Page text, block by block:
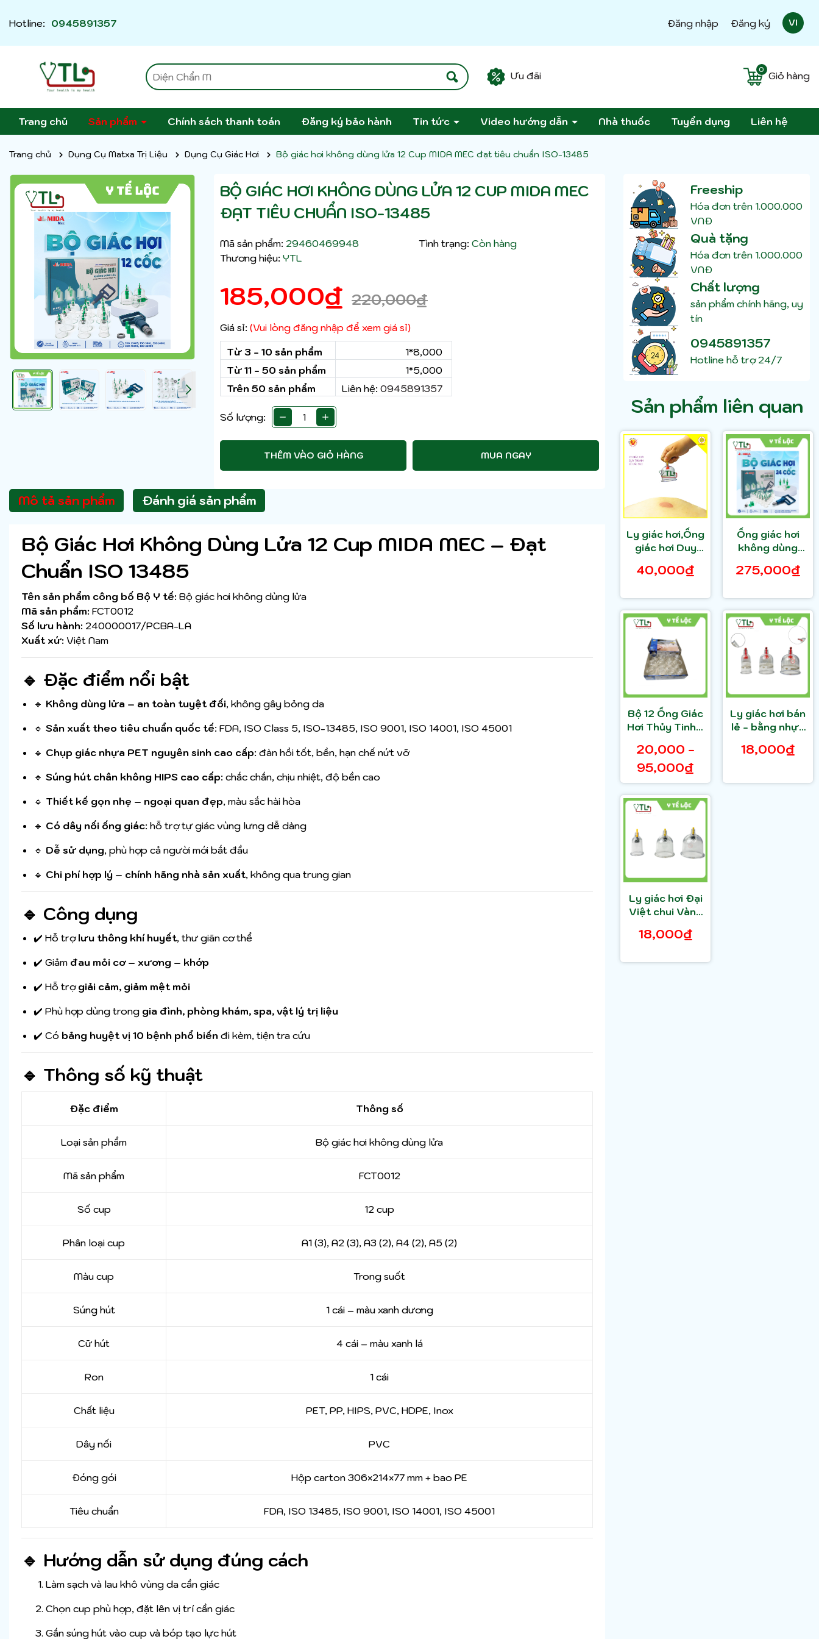
Hotline: 0945891357 Đăng nhập Đăng ký VI
Ưu đãi Giỏ hàng
0
Trang chủ Sản phẩm Chính sách thanh toán Đăng ký bảo hành Tin tức Video hướng dẫn Nhà thuốc Tuyển dụng Liên hệ
Trang chủ Dụng Cụ Matxa Trị Liệu Dụng Cụ Giác Hơi Bộ giác hơi không dùng lửa 12 Cup MIDA MEC đạt tiêu chuẩn ISO-13485
BỘ GIÁC HƠI KHÔNG DÙNG LỬA 12 CUP MIDA MEC
ĐẠT TIÊU CHUẨN ISO-13485
Mã sản phẩm: 29460469948 Tình trạng: Còn hàng
Thương hiệu: YTL
185,000₫ 220,000₫
Giá sỉ: (Vui lòng đăng nhập để xem giá sỉ)
Từ 3 - 10 sản phẩm
1*8,000
Từ 11 - 50 sản phẩm
1*5,000
Trên 50 sản phẩm
Liên hệ: 0945891357
Số lượng:
THÊM VÀO GIỎ HÀNG MUA NGAY
Mô tả sản phẩm Đánh giá sản phẩm
Bộ Giác Hơi Không Dùng Lửa 12 Cup MIDA MEC – Đạt
Chuẩn ISO 13485
Tên sản phẩm công bố Bộ Y tế: Bộ giác hơi không dùng lửa
Mã sản phẩm: FCT0012
Số lưu hành: 240000017/PCBA-LA
Xuất xứ: Việt Nam
🔹 Đặc điểm nổi bật
🔹 Không dùng lửa – an toàn tuyệt đối, không gây bỏng da
🔹 Sản xuất theo tiêu chuẩn quốc tế: FDA, ISO Class 5, ISO-13485, ISO 9001, ISO 14001, ISO 45001
🔹 Chụp giác nhựa PET nguyên sinh cao cấp: đàn hồi tốt, bền, hạn chế nứt vỡ
🔹 Súng hút chân không HIPS cao cấp: chắc chắn, chịu nhiệt, độ bền cao
🔹 Thiết kế gọn nhẹ – ngoại quan đẹp, màu sắc hài hòa
🔹 Có dây nối ống giác: hỗ trợ tự giác vùng lưng dễ dàng
🔹 Dễ sử dụng, phù hợp cả người mới bắt đầu
🔹 Chi phí hợp lý – chính hãng nhà sản xuất, không qua trung gian
🔹 Công dụng
✔️ Hỗ trợlưu thông khí huyết, thư giãn cơ thể
✔️ Giảm đau mỏi cơ – xương – khớp
✔️ Hỗ trợgiải cảm, giảm mệt mỏi
✔️ Phù hợp dùng trong gia đình, phòng khám, spa, vật lý trị liệu
✔️ Có bảng huyệt vị 10 bệnh phổ biến đi kèm, tiện tra cứu
🔹 Thông số kỹ thuật
Đặc điểm Thông số
Loại sản phẩm Bộ giác hơi không dùng lửa
Mã sản phẩm FCT0012
Số cup 12 cup
Phân loại cup A1 (3), A2 (3), A3 (2), A4 (2), A5 (2)
Màu cup Trong suốt
Súng hút 1 cái – màu xanh dương
Cữ hút 4 cái – màu xanh lá
Ron 1 cái
Chất liệu PET, PP, HIPS, PVC, HDPE, Inox
Dây nối PVC
Đóng gói Hộp carton 306×214×77 mm + bao PE
Tiêu chuẩn FDA, ISO 13485, ISO 9001, ISO 14001, ISO 45001
🔹 Hướng dẫn sử dụng đúng cách
Làm sạch và lau khô vùng da cần giác
Chọn cup phù hợp, đặt lên vị trí cần giác
Gắn súng hút vào cup và bóp tạo lực hút
Freeship
Hóa đơn trên 1.000.000
VNĐ
Quà tặng
Hóa đơn trên 1.000.000
VNĐ
Chất lượng
sản phẩm chính hãng, uy
tín
0945891357
Hotline hỗ trợ 24/7
Sản phẩm liên quan
Ly giác hơi,Ống
giác hơi Duy
size
40,000₫
Ống giác hơi
không dùng
MIDA MEC đạt
ISO-13485
275,000₫
Bộ 12 Ống Giác
Hơi Thủy Tinh +
Lửa
20,000 -
95,000₫
Ly giác hơi bán
lẻ - bằng nhựa
)
18,000₫
Ly giác hơi Đại
Việt chui Vàng
18,000₫